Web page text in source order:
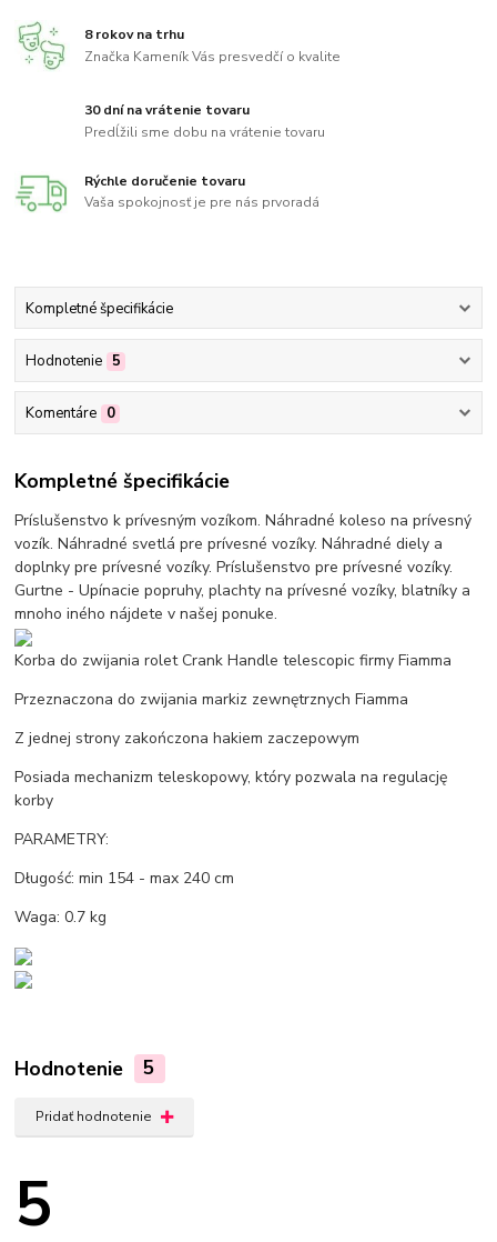
8 rokov na trhu
Značka Kameník Vás presvedčí o kvalite
30 dní na vrátenie tovaru
Predĺžili sme dobu na vrátenie tovaru
Rýchle doručenie tovaru
Vaša spokojnosť je pre nás prvoradá
Kompletné špecifikácie
Hodnotenie 5
Komentáre 0
Kompletné špecifikácie
Príslušenstvo k prívesným vozíkom. Náhradné koleso na prívesný
vozík. Náhradné svetlá pre prívesné vozíky. Náhradné diely a
doplnky pre prívesné vozíky. Príslušenstvo pre prívesné vozíky.
Gurtne - Upínacie popruhy, plachty na prívesné vozíky, blatníky a
mnoho iného nájdete v našej ponuke.
Korba do zwijania rolet Crank Handle telescopic firmy Fiamma
Przeznaczona do zwijania markiz zewnętrznych Fiamma
Z jednej strony zakończona hakiem zaczepowym
Posiada mechanizm teleskopowy, który pozwala na regulację
korby
PARAMETRY:
Długość: min 154 - max 240 cm
Waga: 0.7 kg
Hodnotenie 5
Pridať hodnotenie
5